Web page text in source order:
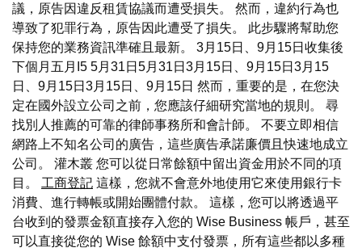
議，原告因違反租賃協議而遭受損失。 然而，違約行為也
導致了犯罪行為，原告因此遭受了損失。 此步驟將幫助您
保持您的業務資訊準確且最新。 3月15日、9月15日收集後
下個月五月I5 5月31日5月31日3月15日、9月15日3月15
日、9月15日3月15日、9月15日 然而，重要的是，在您決
定在國外設立公司之前，您應該仔細研究當地的規則。 尋
找別人推薦的可靠的律師事務所和會計師。 不要立即相信
網路上不知名公司的廣告，這些廣告承諾廉價且快速地成立
公司。 灌木叢 您可以從日常餘額中留出資金用於不同的項
目。 工商登記 這樣，您就不會意外地使用它來使用銀行卡
消費、進行轉帳或開始團體付款。 這樣，您可以將透過平
台收到的發票金額直接存入您的 Wise Business 帳戶，甚至
可以直接從您的 Wise 餘額中支付發票，所有這些都以多種